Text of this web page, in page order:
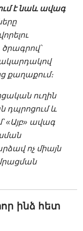
է նաև ավագ
քաղաքում։
ուղին
դպրոցում և
«Այբ» ավագ
ոչ միայն
ինձ հետ